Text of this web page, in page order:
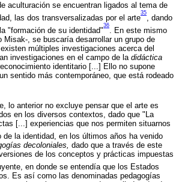
aculturación se encuentran ligados al tema de
las dos transversalizadas por el arte
35
, dando
"formación de su identidad"
36
. En este mismo
, se buscaría desarrollar un grupo de
múltiples investigaciones acerca del
investigaciones en el campo de la didáctica
identitario [...] Ello no supone
sentido más contemporáneo, que está rodeado
lo anterior no excluye pensar que el arte es
en los diversos contextos, dado que "La
[...] experiencias que nos permiten situarnos
de la identidad, en los últimos años ha venido
decoloniales, dado que a través de este
de los conceptos y prácticas impuestas
en donde se entendía que los Estados
Es así como las denominadas pedagogías